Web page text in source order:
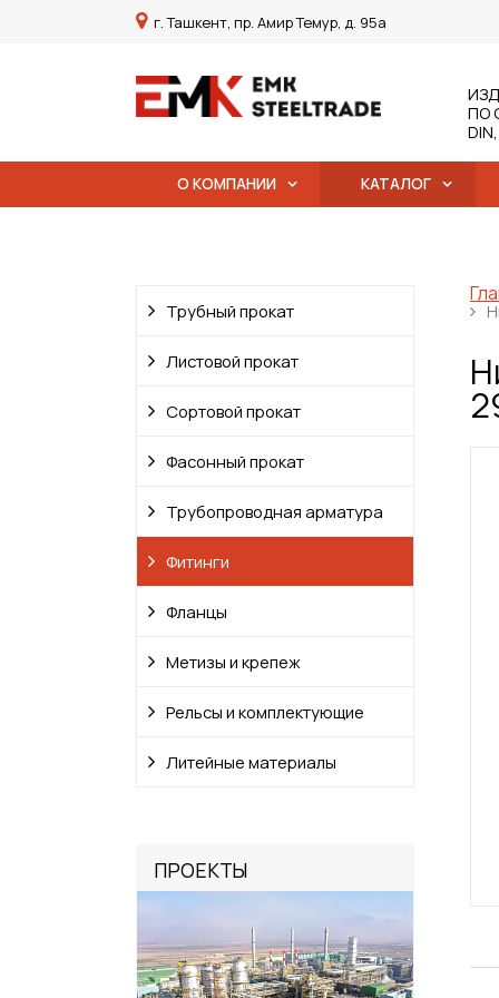
г. Ташкент, пр. Амир Темур, д. 95а
ПО
О КОМПАНИИ КАТАЛОГ
Трубный прокат
Листовой прокат
Сортовой прокат
Фасонный прокат
Трубопроводная арматура
Фитинги
Фланцы
Метизы и крепеж
Рельсы и комплектующие
Литейные материалы
ПРОЕКТЫ